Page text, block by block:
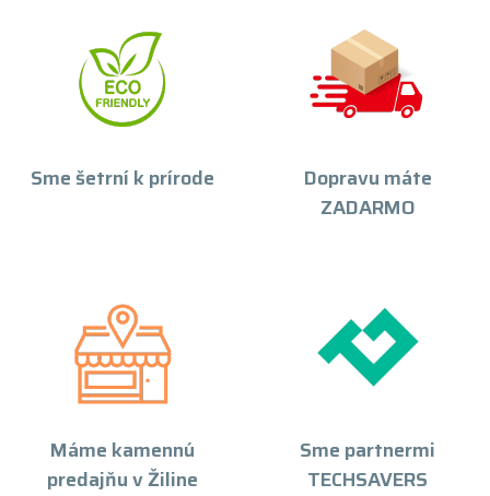
Sme šetrní k prírode
Dopravu máte
ZADARMO
Máme kamennú
predajňu v Žiline
Sme partnermi
TECHSAVERS